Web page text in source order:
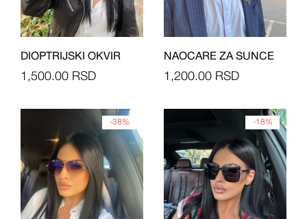
DIOPTRIJSKI OKVIR
1,500.00 RSD
NAOCARE ZA SUNCE
1,200.00 RSD
-38% -18%